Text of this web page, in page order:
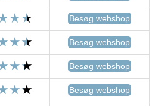
Besøg webshop
Besøg webshop
Besøg webshop
Besøg webshop